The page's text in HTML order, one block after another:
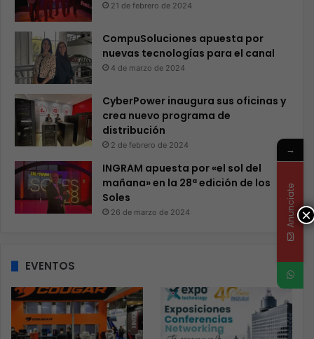
21 de febrero de 2024
CompuSoluciones apuesta por
nuevas tecnologías para el canal
4 de marzo de 2024
CyberPower inaugura sus oficinas y
crea nuevo programa de
distribución
2 de febrero de 2024
INGRAM apuesta por «el sol del
mañana» en la 28ª edición de los
Soles
26 de marzo de 2024
EVENTOS
×
→
Anunciate